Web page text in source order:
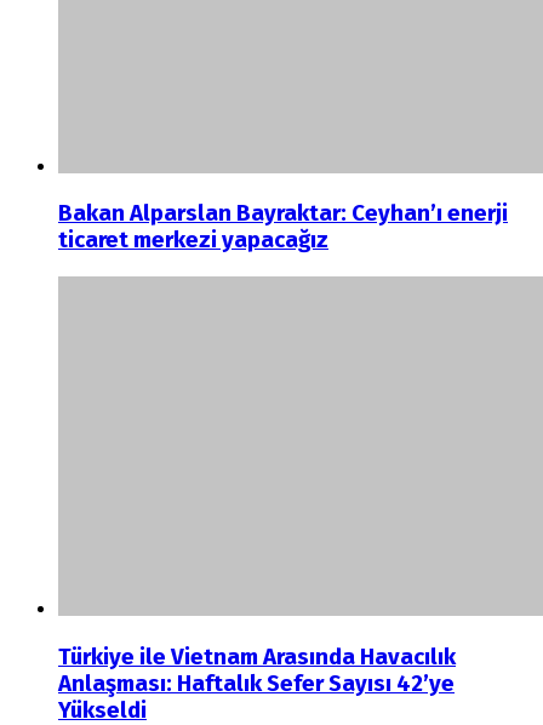
Bakan Alparslan Bayraktar: Ceyhan’ı enerji
ticaret merkezi yapacağız
Türkiye ile Vietnam Arasında Havacılık
Anlaşması: Haftalık Sefer Sayısı 42’ye
Yükseldi